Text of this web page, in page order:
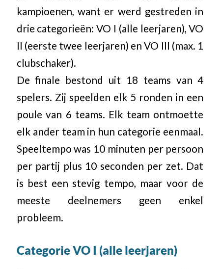
kampioenen, want er werd gestreden in
drie categorieën: VO I (alle leerjaren), VO
II (eerste twee leerjaren) en VO III (max. 1
clubschaker).
De finale bestond uit 18 teams van 4
spelers. Zij speelden elk 5 ronden in een
poule van 6 teams. Elk team ontmoette
elk ander team in hun categorie eenmaal.
Speeltempo was 10 minuten per persoon
per partij plus 10 seconden per zet. Dat
is best een stevig tempo, maar voor de
meeste deelnemers geen enkel
probleem.
Categorie VO I (alle leerjaren)